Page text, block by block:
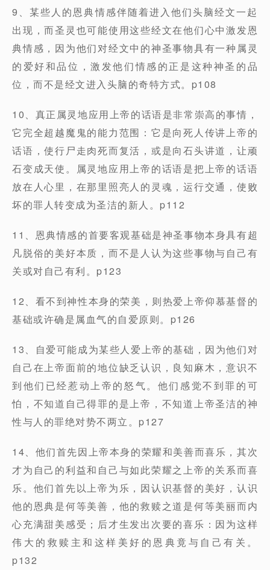
9、某些人的恩典情感伴随着进入他们头脑经文一起
出现，而圣灵也可能使用这些经文在他们心中激发恩
典情感，因为他们对经文中的神圣事物具有一种属灵
的爱好和品位，激发他们情感的正是这种神圣的品
位，而不是经文进入头脑的奇特方式。p108
10、真正属灵地应用上帝的话语是非常崇高的事情，
它完全超越魔鬼的能力范围：它是向死人传讲上帝的
话语，使行尸走肉死而复活，或是向石头讲道，让顽
石变成天使。属灵地应用上帝的话语是把上帝的话语
放在人心里，在那里照亮人的灵魂，运行交通，使败
坏的罪人转变成为圣洁的新人。p112
11、恩典情感的首要客观基础是神圣事物本身具有超
凡脱俗的美好本质，而不是人认为这些事物与自己有
关或对自己有利。p123
12、看不到神性本身的荣美，则热爱上帝仰慕基督的
基础或许确是属血气的自爱原则。p126
13、自爱可能成为某些人爱上帝的基础，因为他们对
自己在上帝面前的地位缺乏认识，良知麻木，意识不
到他们已经惹动上帝的怒气。他们感觉不到罪的可
怕，不知道自己得罪的是上帝，不知道上帝圣洁的神
性与人的罪绝对势不两立。p127
14、他们首先因上帝本身的荣耀和美善而喜乐，其次
才为自己的利益和自己与如此荣耀之上帝的关系而喜
乐。他们首先以上帝为乐，因认识基督的美好，认识
他的恩典是何等美善，他的救赎之道是何等美丽而内
心充满甜美感受；后才生发出次要的喜乐：因为这样
伟大的救赎主和这样美好的恩典竟与自己有关。
p132